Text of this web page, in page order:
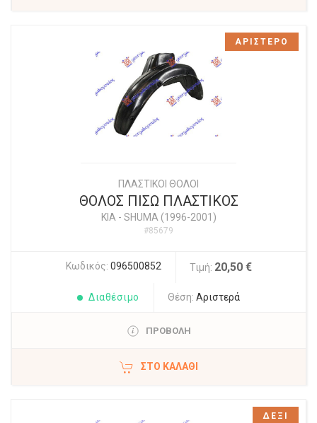
ΠΛΑΣΤΙΚΟΙ ΘΟΛΟΙ
ΘΟΛΟΣ ΠΙΣΩ ΠΛΑΣΤΙΚΟΣ
KIA - SHUMA (1996-2001)
#85679
Κωδικός: 096500852 Τιμή: 20,50 €
Διαθέσιμο Θέση: Αριστερά
ΠΡΟΒΟΛΗ
ΣΤΟ ΚΑΛΆΘΙ
ΑΡΙΣΤΕΡΟ
ΔΕΞΙ